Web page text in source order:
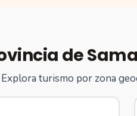
de
turismo por zona